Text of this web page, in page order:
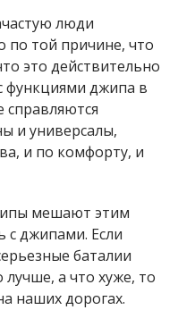
люди
по той причине, что
это действительно
функциями джипа в
справляются
и универсалы,
и по комфорту, и
мешают этим
с джипами. Если
баталии
а что хуже, то
наших дорогах.